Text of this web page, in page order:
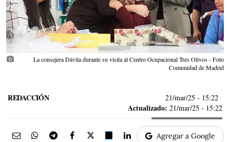
photo_camera
La consejera Dávila durante su visita al Centro Ocupacional Tres Olivos - Foto
Comunidad de Madrid
REDACCIÓN 21/mar/25 - 15:22
Actualizado: 21/mar/25 - 15:22
Agregar a Google